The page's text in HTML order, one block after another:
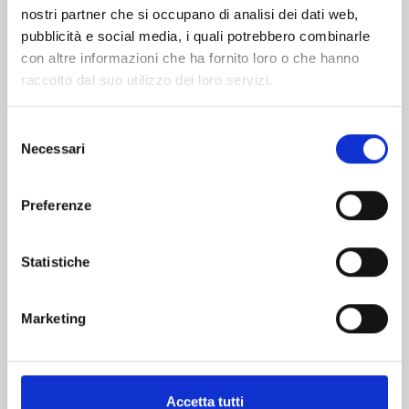
nostri partner che si occupano di analisi dei dati web,
pubblicità e social media, i quali potrebbero combinarle
con altre informazioni che ha fornito loro o che hanno
raccolto dal suo utilizzo dei loro servizi.
delNecessari
Preferenze
Statistiche
Marketing
Accetta tutti